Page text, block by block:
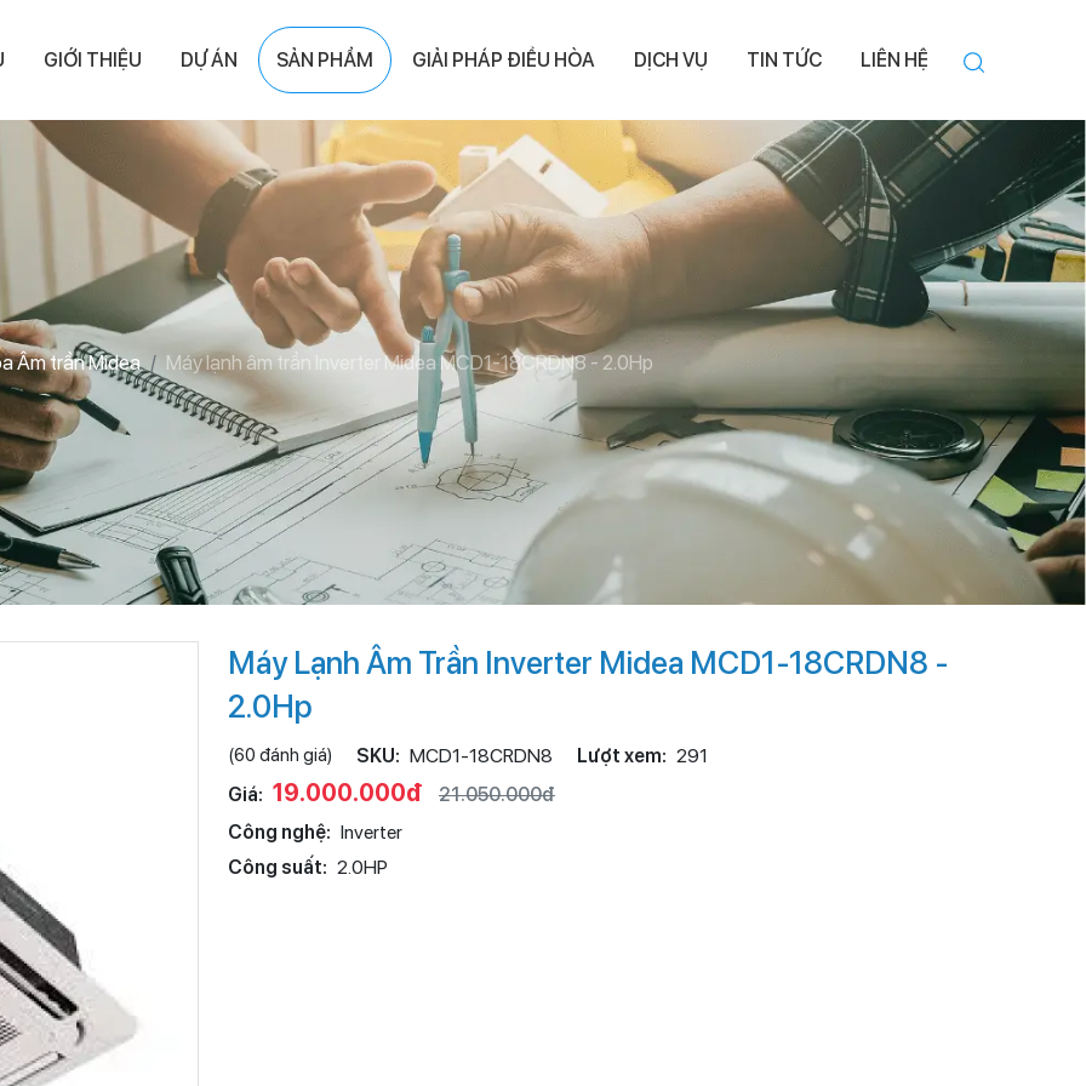
GIỚI THIỆU DỰ ÁN SẢN PHẨM GIẢI PHÁP ĐIỀU HÒA DỊCH VỤ TIN TỨC LIÊN HỆ
Âm trần Midea Máy lạnh âm trần Inverter Midea MCD1-18CRDN8 - 2.0Hp
Máy Lạnh Âm Trần Inverter Midea MCD1-18CRDN8 -
2.0Hp
(60 đánh giá) SKU: MCD1-18CRDN8 Lượt xem: 291
Giá: 19.000.000đ
21.050.000đ
Công nghệ: Inverter
Công suất: 2.0HP